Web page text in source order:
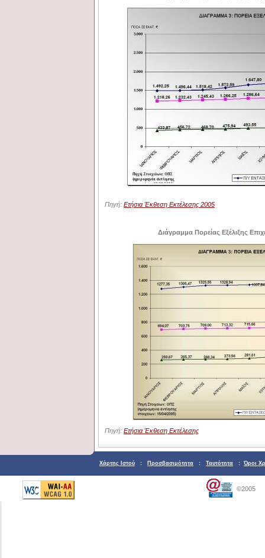
Πηγή: Ετήσια Έκθεση Εκτέλεσης 2005
Διάγραμμα Πορείας Εξέλιξης
Πηγή: Ετήσια Έκθεση Εκτέλεσης
Χάρτης Ιστού : Προσβασιμότητα : Ταυτότητα : Όροι
©2005